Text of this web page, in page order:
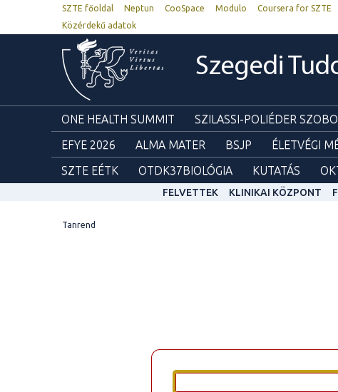
SZTE főoldal Neptun CooSpace Modulo Coursera for SZTE
Közérdekű adatok
Szegedi
ONE HEALTH SUMMIT SZILASSI-POLIÉDER
EFYE 2026
ALMA MATER BSJP ÉLETVÉGI
SZTE EÉTK
OTDK37BIOLÓGIA KUTATÁS
FELVETTEK KLINIKAI KÖZPONT
Tanrend